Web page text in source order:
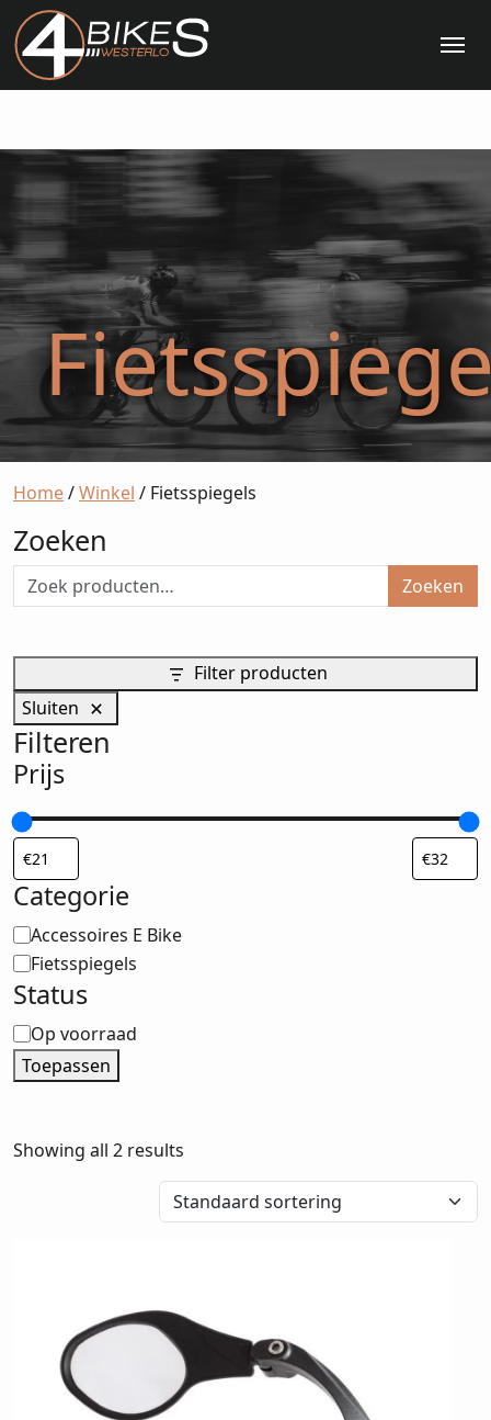
Home/Winkel / Fietsspiegels
Zoeken
Zoeken
Filter producten
Sluiten
Filteren
Prijs
Categorie
Categorie
Accessoires E Bike
Fietsspiegels
Status
Status
Op voorraad
Toepassen
Showing all 2 results